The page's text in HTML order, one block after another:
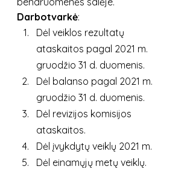
Darbotvarkė:
Dėl veiklos rezultatų
ataskaitos pagal 2021 m.
gruodžio 31 d. duomenis.
Dėl balanso pagal 2021 m.
gruodžio 31 d. duomenis.
Dėl revizijos komisijos
ataskaitos.
Dėl įvykdytų veiklų 2021 m.
Dėl einamųjų metų veiklų.